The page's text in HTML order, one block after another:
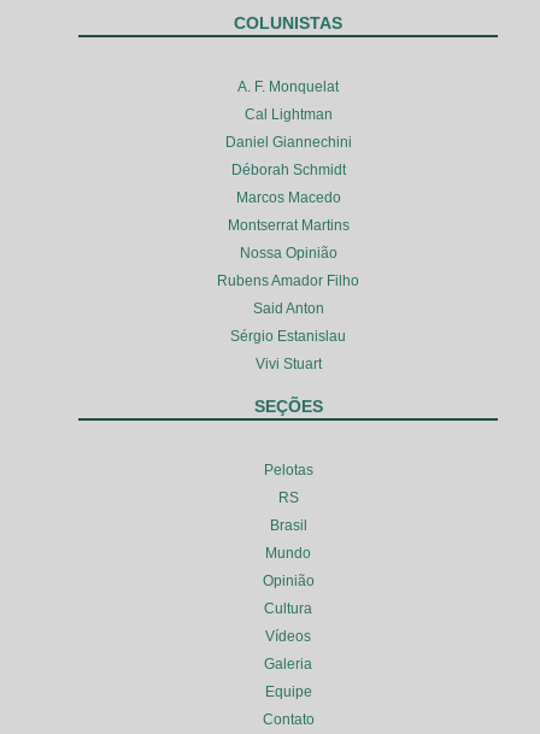
COLUNISTAS
A. F. Monquelat
Cal Lightman
Daniel Giannechini
Déborah Schmidt
Marcos Macedo
Montserrat Martins
Nossa Opinião
Rubens Amador Filho
Said Anton
Sérgio Estanislau
Vivi Stuart
SEÇÕES
Pelotas
RS
Brasil
Mundo
Opinião
Cultura
Vídeos
Galeria
Equipe
Contato